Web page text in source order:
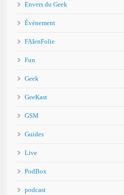
Envers du Geek
Événement
FAIenFolie
Fun
Geek
GeeKast
GSM
Guides
Live
PodBox
podcast